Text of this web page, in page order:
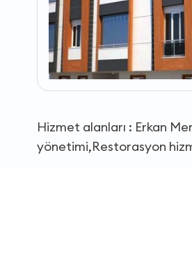
Hizmet alanları : Erkan
yönetimi,Restorasyon